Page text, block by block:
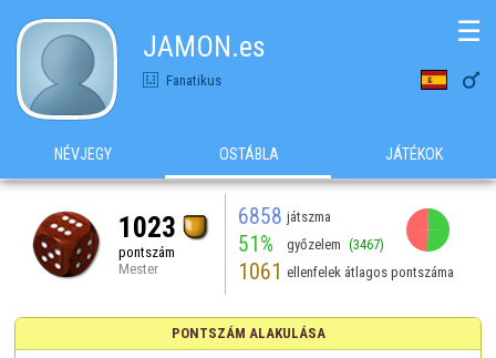
JAMON.es
Fanatikus 
☰
NÉVJEGY OSTÁBLA JÁTÉKOK
1023
pontszám
Mester
6858 játszma
51% győzelem (3467)
1061 ellenfelek átlagos pontszáma
PONTSZÁM ALAKULÁSA